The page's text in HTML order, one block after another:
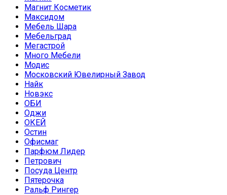
Магнит Косметик
Максидом
Мебель Шара
Мебельград
Мегастрой
Много Мебели
Модис
Московский Ювелирный Завод
Найк
Новэкс
ОБИ
Оджи
ОКЕЙ
Остин
Офисмаг
Парфюм Лидер
Петрович
Посуда Центр
Пятерочка
Ральф Рингер